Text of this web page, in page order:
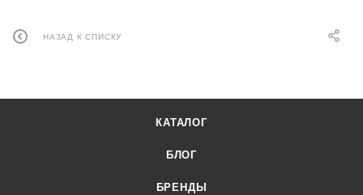
НАЗАД К СПИСКУ
КАТАЛОГ
БЛОГ
БРЕНДЫ